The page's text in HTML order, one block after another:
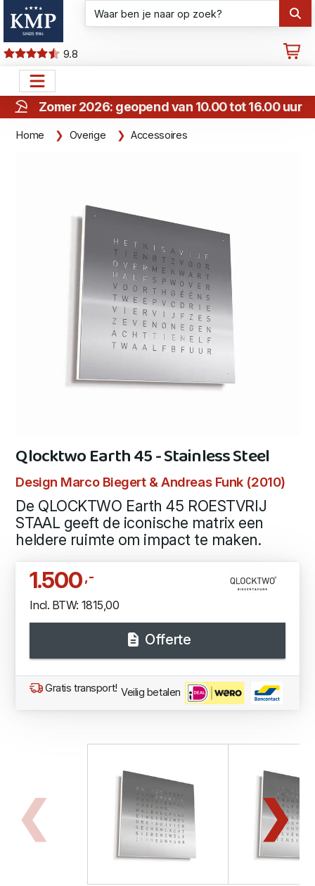
9.8
Zomer 2026: geopend van 10.00 tot 16.00 uur
Home Overige Accessoires
Qlocktwo Earth 45 - Stainless Steel
Design Marco Biegert & Andreas Funk (2010)
De QLOCKTWO Earth 45 ROESTVRIJ
STAAL geeft de iconische matrix een
heldere ruimte om impact te maken.
1.500,-
Incl. BTW: 1815,00
Offerte
Gratis transport! Veilig betalen